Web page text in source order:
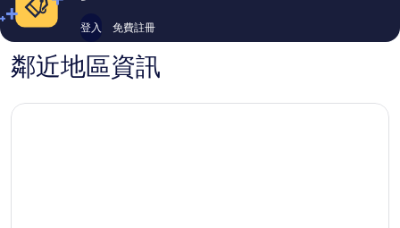
登入 免費註冊
鄰近地區資訊